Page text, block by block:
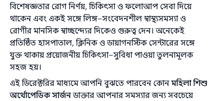
বিশেষজ্ঞতার রোগ নির্ণয়, চিকিৎসা ও ফলোআপ সেবা দিয়ে
থাকেন এবং একই সঙ্গে লিঙ্গ–সংবেদনশীল স্বাস্থ্যসমস্যা ও
রোগীর মানসিক স্বাচ্ছন্দ্যের দিকেও গুরুত্ব দেন। অনেকেই
প্রতিষ্ঠিত হাসপাতাল, ক্লিনিক ও ডায়াগনস্টিক সেন্টারের সঙ্গে
যুক্ত থাকায় প্রয়োজনীয় চিকিৎসা–সুবিধা পাওয়া তুলনামূলক
সহজ হয়।
এই ডিরেক্টরির মাধ্যমে আপনি বুঝতে পারবেন কোনমহিলা শিশু
অর্থোপেডিক সার্জনডাক্তার আপনার সমস্যার জন্য সবচেয়ে